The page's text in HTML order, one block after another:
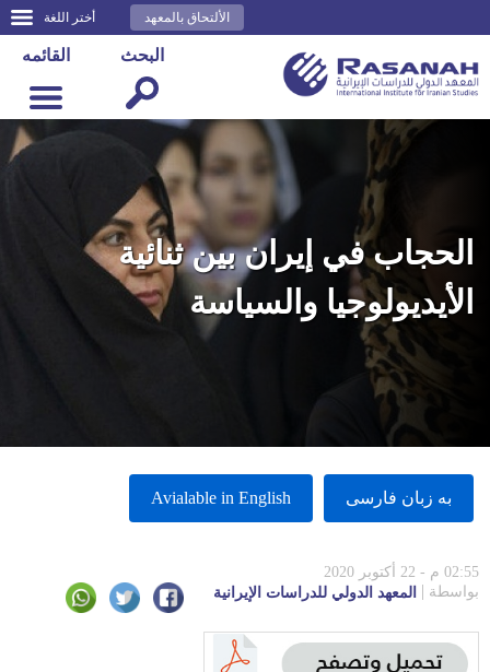
أختر اللغة الألتحاق بالمعهد
القائمه البحث
الحجاب في إيران بين ثنائية
الأيديولوجيا والسياسة
به زبان فارسى Avialable in English
02:55 م - 22 أكتوبر 2020
بواسطة
المعهد الدولي للدراسات الإيرانية